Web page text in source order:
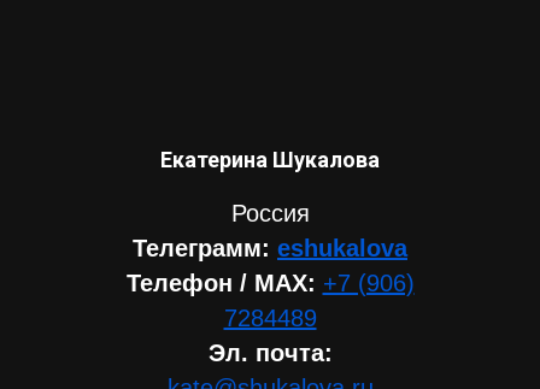
Екатерина Шукалова
Россия
Телеграмм: eshukalova
Телефон / МАХ: +7 (906)
7284489
Эл. почта: